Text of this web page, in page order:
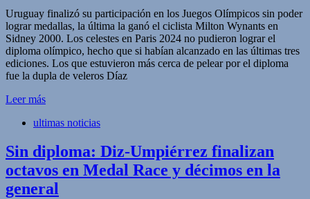
Compartir
Uruguay finalizó su participación en los Juegos Olímpicos sin poder
lograr medallas, la última la ganó el ciclista Milton Wynants en
Sidney 2000. Los celestes en Paris 2024 no pudieron lograr el
diploma olímpico, hecho que si habían alcanzado en las últimas tres
ediciones. Los que estuvieron más cerca de pelear por el diploma
fue la dupla de veleros Díaz
Leer más
ultimas noticias
Sin diploma: Diz-Umpiérrez finalizan
octavos en Medal Race y décimos en la
general